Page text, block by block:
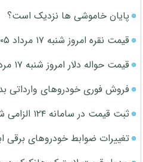
پایان خاموشی ها نزدیک است؟
قیمت نقره امروز شنبه ۱۷ مرداد ۱۴۰۵
قیمت حواله دلار امروز شنبه ۱۷ مرداد ۱۴۰۵
فروش فوری خودروهای وارداتی
ثبت قیمت در سامانه ۱۲۴ الزامی شد
تغییرات ضوابط خودروهای برقی